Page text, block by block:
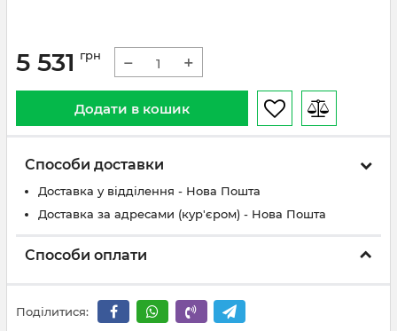
5 531 грн − +
Додати в кошик
Способи доставки
Доставка у відділення - Нова Пошта
Доставка за адресами (кур'єром) - Нова Пошта
Способи оплати
Поділитися: